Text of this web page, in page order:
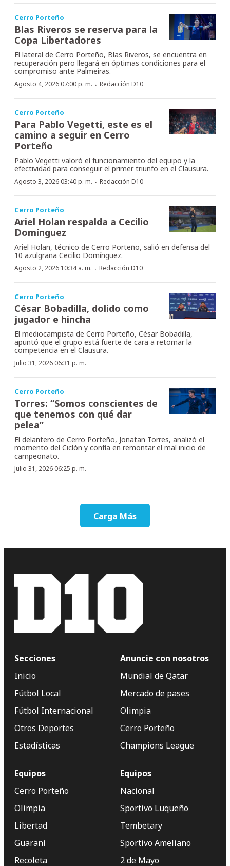
Cerro Porteño
Blas Riveros se reserva para la
Copa Libertadores
El lateral de Cerro Porteño, Blas Riveros, se encuentra en
recuperación pero llegará en óptimas condiciones para el
compromiso ante Palmeiras.
Agosto 4, 2026 07:00 p. m. · Redacción D10
Cerro Porteño
Para Pablo Vegetti, este es el
camino a seguir en Cerro
Porteño
Pablo Vegetti valoró el funcionamiento del equipo y la
efectividad para conseguir el primer triunfo en el Clausura.
Agosto 3, 2026 03:40 p. m. · Redacción D10
Cerro Porteño
Ariel Holan respalda a Cecilio
Domínguez
Ariel Holan, técnico de Cerro Porteño, salió en defensa del
10 azulgrana Cecilio Domínguez.
Agosto 2, 2026 10:34 a. m. · Redacción D10
Cerro Porteño
César Bobadilla, dolido como
jugador e hincha
El mediocampista de Cerro Porteño, César Bobadilla,
apuntó que el grupo está fuerte de cara a retomar la
competencia en el Clausura.
Julio 31, 2026 06:31 p. m.
Cerro Porteño
Torres: “Somos conscientes de
que tenemos con qué dar
pelea”
El delantero de Cerro Porteño, Jonatan Torres, analizó el
momento del Ciclón y confía en remontar el mal inicio de
campeonato.
Julio 31, 2026 06:25 p. m.
Carga Más
Secciones
Inicio
Fútbol Local
Fútbol Internacional
Otros Deportes
Estadísticas
Anuncie con nosotros
Mundial de Qatar
Mercado de pases
Olimpia
Cerro Porteño
Champions League
Equipos
Cerro Porteño
Olimpia
Libertad
Guaraní
Recoleta
Equipos
Nacional
Sportivo Luqueño
Tembetary
Sportivo Ameliano
2 de Mayo